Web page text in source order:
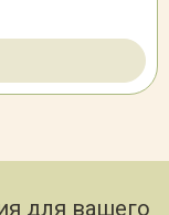
для вашего